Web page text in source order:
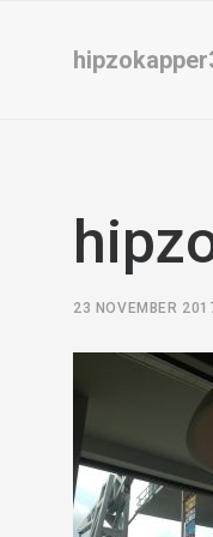
23 NOVEMBER